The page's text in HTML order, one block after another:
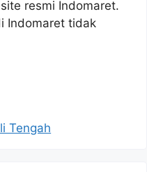
resmi Indomaret.
Indomaret tidak
Tengah